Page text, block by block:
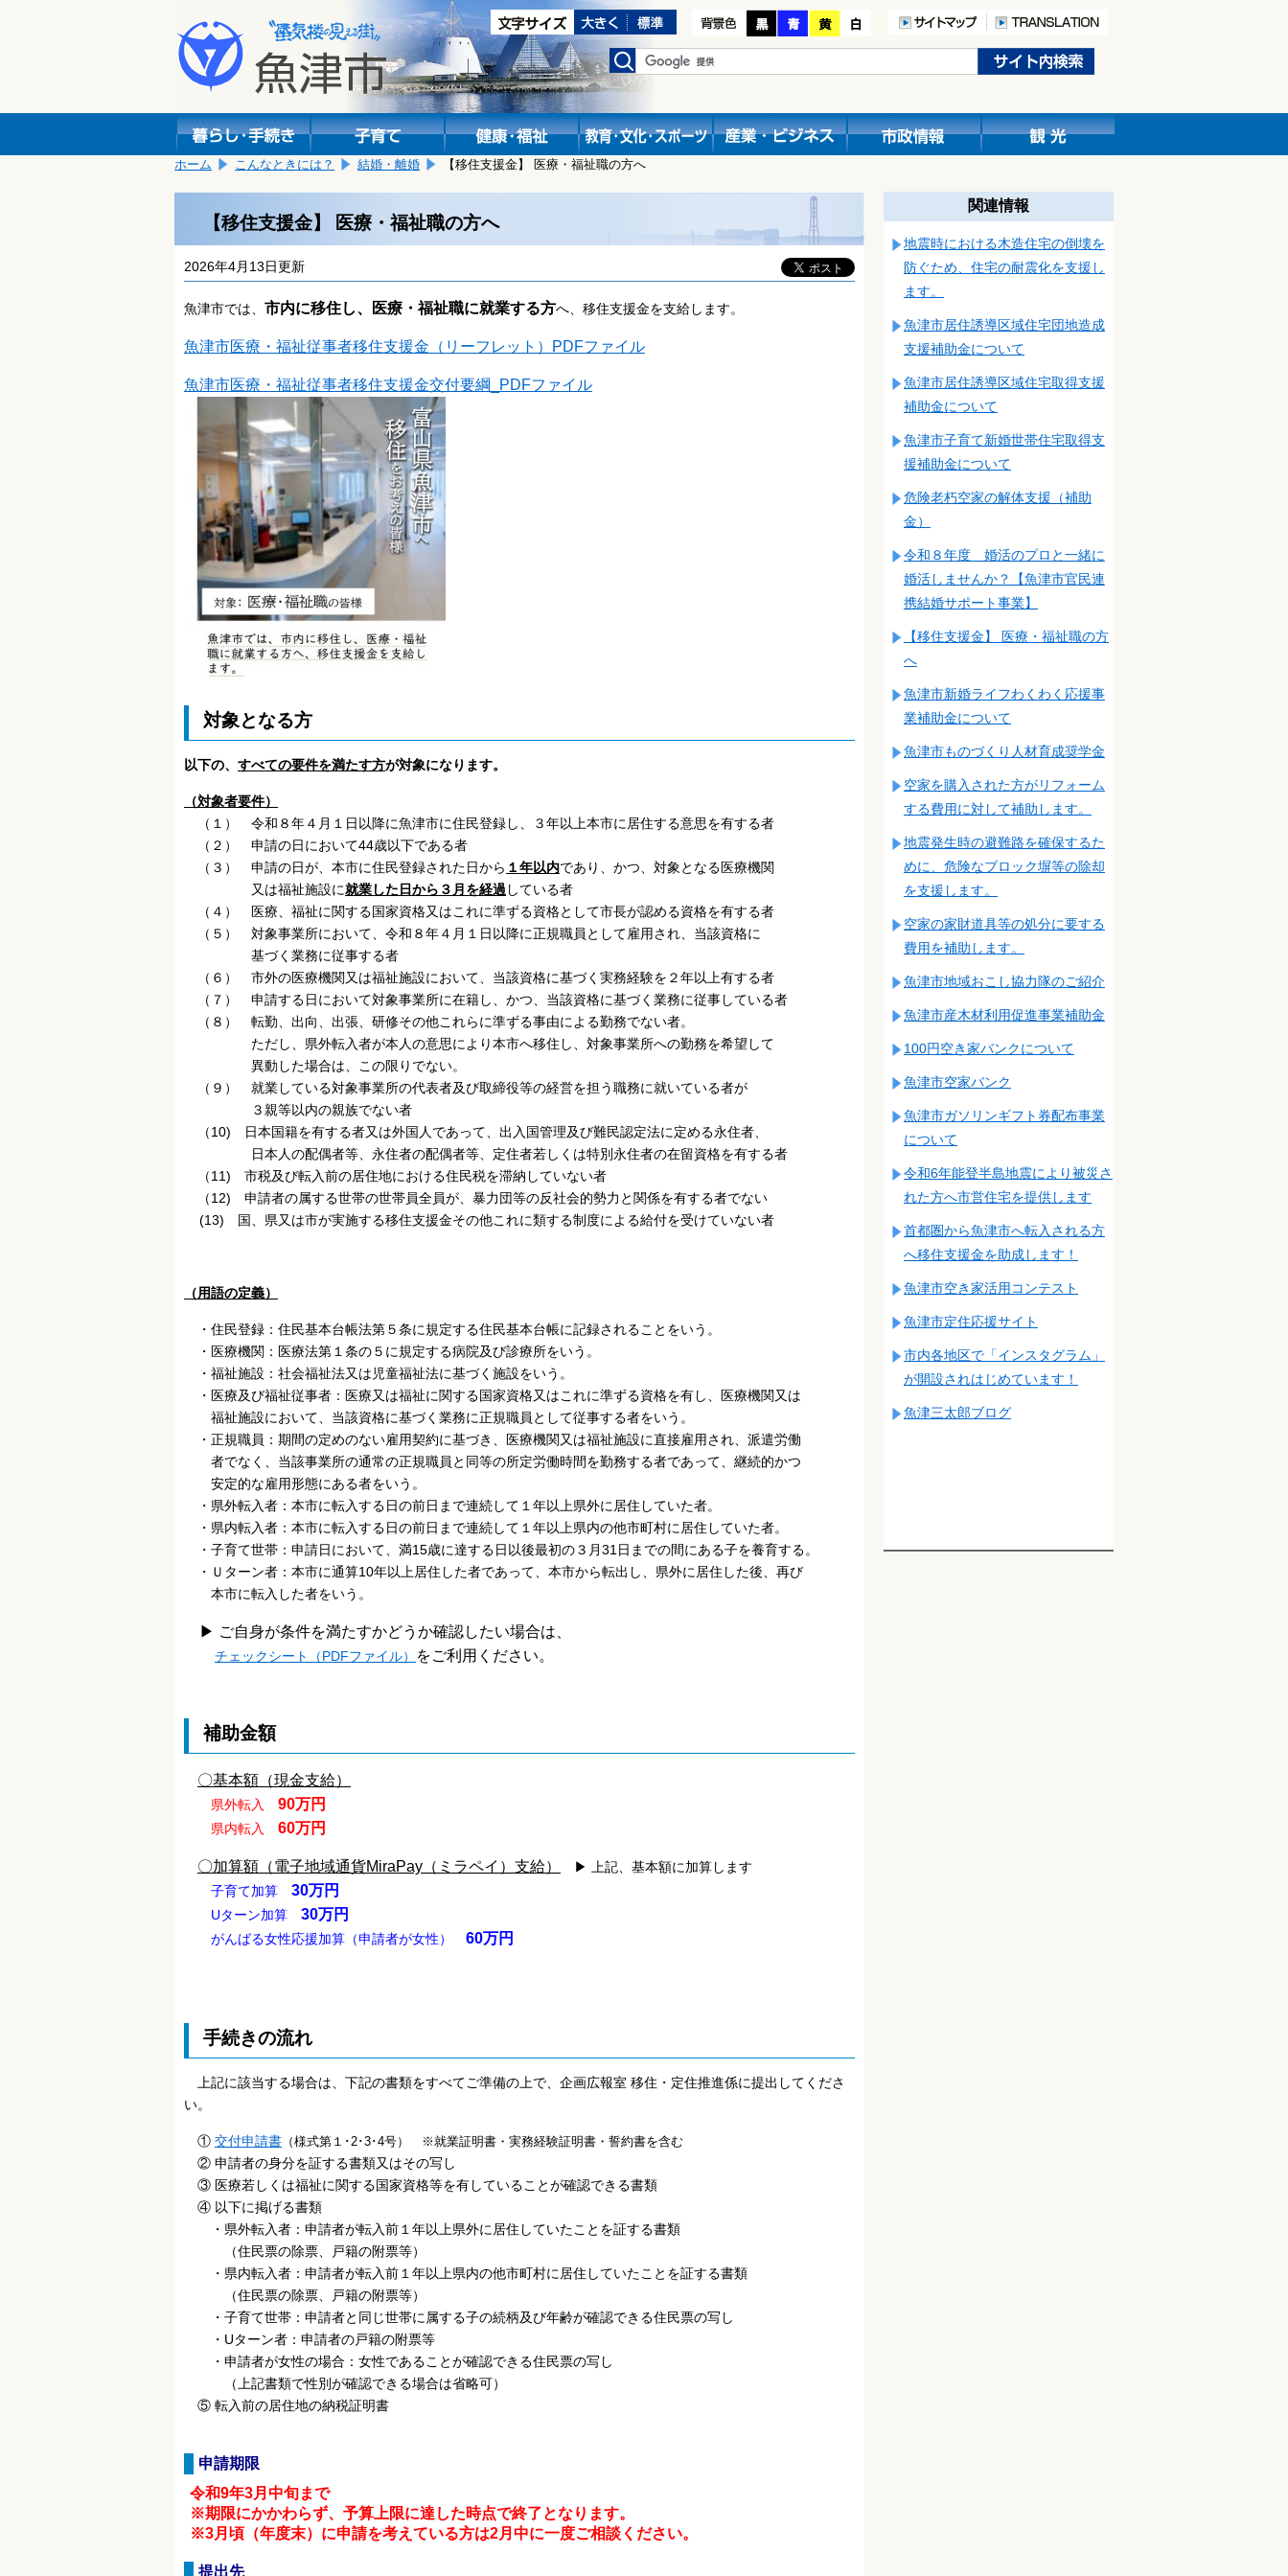
し
ホーム こんなときには？ 結婚・離婚 【移住支援金】 医療・福祉職の方へ
【移住支援金】 医療・福祉職の方へ
2026年4月13日更新
魚津市では、 市内に移住し、医療・福祉職に就業する方へ、移住支援金を支給します。
魚津市医療・福祉従事者移住支援金（リーフレット）PDFファイル
魚津市医療・福祉従事者移住支援金交付要綱_PDFファイル
対象となる方
以下の、 すべての要件を満たす方が対象になります。
（対象者要件）
（１） 令和８年４月１日以降に魚津市に住民登録し、３年以上本市に居住する意思を有する者
（２） 申請の日において44歳以下である者
（３） 申請の日が、本市に住民登録された日から １年以内であり、かつ、対象となる医療機関
又は福祉施設に就業した日から３月を経過している者
（４） 医療、福祉に関する国家資格又はこれに準ずる資格として市長が認める資格を有する者
（５） 対象事業所において、令和８年４月１日以降に正規職員として雇用され、当該資格に
基づく業務に従事する者
（６） 市外の医療機関又は福祉施設において、当該資格に基づく実務経験を２年以上有する者
（７） 申請する日において対象事業所に在籍し、かつ、当該資格に基づく業務に従事している者
（８） 転勤、出向、出張、研修その他これらに準ずる事由による勤務でない者。
ただし、県外転入者が本人の意思により本市へ移住し、対象事業所への勤務を希望して
異動した場合は、この限りでない。
（９） 就業している対象事業所の代表者及び取締役等の経営を担う職務に就いている者が
３親等以内の親族でない者
（10) 日本国籍を有する者又は外国人であって、出入国管理及び難民認定法に定める永住者、
日本人の配偶者等、永住者の配偶者等、定住者若しくは特別永住者の在留資格を有する者
（11) 市税及び転入前の居住地における住民税を滞納していない者
（12) 申請者の属する世帯の世帯員全員が、暴力団等の反社会的勢力と関係を有する者でない
(13) 国、県又は市が実施する移住支援金その他これに類する制度による給付を受けていない者
（用語の定義）
・住民登録：住民基本台帳法第５条に規定する住民基本台帳に記録されることをいう。
・医療機関：医療法第１条の５に規定する病院及び診療所をいう。
・福祉施設：社会福祉法又は児童福祉法に基づく施設をいう。
・医療及び福祉従事者：医療又は福祉に関する国家資格又はこれに準ずる資格を有し、医療機関又は
福祉施設において、当該資格に基づく業務に正規職員として従事する者をいう。
・正規職員：期間の定めのない雇用契約に基づき、医療機関又は福祉施設に直接雇用され、派遣労働
者でなく、当該事業所の通常の正規職員と同等の所定労働時間を勤務する者であって、継続的かつ
安定的な雇用形態にある者をいう。
・県外転入者：本市に転入する日の前日まで連続して１年以上県外に居住していた者。
・県内転入者：本市に転入する日の前日まで連続して１年以上県内の他市町村に居住していた者。
・子育て世帯：申請日において、満15歳に達する日以後最初の３月31日までの間にある子を養育する。
・Ｕターン者：本市に通算10年以上居住した者であって、本市から転出し、県外に居住した後、再び
本市に転入した者をいう。
▶ ご自身が条件を満たすかどうか確認したい場合は、
チェックシート（PDFファイル） をご利用ください。
補助金額
〇基本額（現金支給）
県外転入 90万円
県内転入 60万円
〇加算額（電子地域通貨MiraPay（ミラペイ）支給）
▶ 上記、基本額に加算します
子育て加算 30万円
Uターン加算 30万円
がんばる女性応援加算（申請者が女性） 60万円
手続きの流れ
上記に該当する場合は、下記の書類をすべてご準備の上で、企画広報室 移住・定住推進係に提出してくださ
い。
① 交付申請書 （様式第１･2･3･4号） ※就業証明書・実務経験証明書・誓約書を含む
② 申請者の身分を証する書類又はその写し
③ 医療若しくは福祉に関する国家資格等を有していることが確認できる書類
④ 以下に掲げる書類
・県外転入者：申請者が転入前１年以上県外に居住していたことを証する書類
（住民票の除票、戸籍の附票等）
・県内転入者：申請者が転入前１年以上県内の他市町村に居住していたことを証する書類
（住民票の除票、戸籍の附票等）
・子育て世帯：申請者と同じ世帯に属する子の続柄及び年齢が確認できる住民票の写し
・Uターン者：申請者の戸籍の附票等
・申請者が女性の場合：女性であることが確認できる住民票の写し
（上記書類で性別が確認できる場合は省略可）
⑤ 転入前の居住地の納税証明書
申請期限
令和9年3月中旬まで
※期限にかかわらず、予算上限に達した時点で終了となります。
※3月頃（年度末）に申請を考えている方は2月中に一度ご相談ください。
提出先
関連情報
地震時における木造住宅の倒壊を
防ぐため、住宅の耐震化を支援し
ます。
魚津市居住誘導区域住宅団地造成
支援補助金について
魚津市居住誘導区域住宅取得支援
補助金について
魚津市子育て新婚世帯住宅取得支
援補助金について
危険老朽空家の解体支援（補助
金）
令和８年度 婚活のプロと一緒に
婚活しませんか？【魚津市官民連
携結婚サポート事業】
【移住支援金】 医療・福祉職の方
へ
魚津市新婚ライフわくわく応援事
業補助金について
魚津市ものづくり人材育成奨学金
空家を購入された方がリフォーム
する費用に対して補助します。
地震発生時の避難路を確保するた
めに、危険なブロック塀等の除却
を支援します。
空家の家財道具等の処分に要する
費用を補助します。
魚津市地域おこし協力隊のご紹介
魚津市産木材利用促進事業補助金
100円空き家バンクについて
魚津市空家バンク
魚津市ガソリンギフト券配布事業
について
令和6年能登半島地震により被災さ
れた方へ市営住宅を提供します
首都圏から魚津市へ転入される方
へ移住支援金を助成します！
魚津市空き家活用コンテスト
魚津市定住応援サイト
市内各地区で「インスタグラム」
が開設されはじめています！
魚津三太郎ブログ